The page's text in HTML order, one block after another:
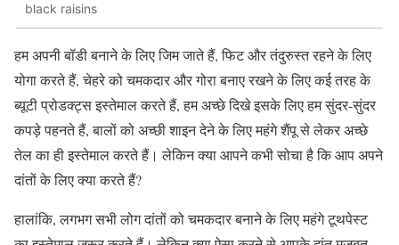
black raisins
हम अपनी बॉडी बनाने के लिए जिम जाते हैं, फिट और तंदुरुस्त रहने के लिए
योगा करते हैं, चेहरे को चमकदार और गोरा बनाए रखने के लिए कई तरह के
ब्यूटी प्रोडक्ट्स इस्तेमाल करते हैं, हम अच्छे दिखे इसके लिए हम सुंदर-सुंदर
कपड़े पहनते हैं, बालों को अच्छी शाइन देने के लिए महंगे शैंपू से लेकर अच्छे
तेल का ही इस्तेमाल करते हैं। लेकिन क्या आपने कभी सोचा है कि आप अपने
दांतों के लिए क्या करते हैं?
हालांकि, लगभग सभी लोग दांतों को चमकदार बनाने के लिए महंगे टूथपेस्ट